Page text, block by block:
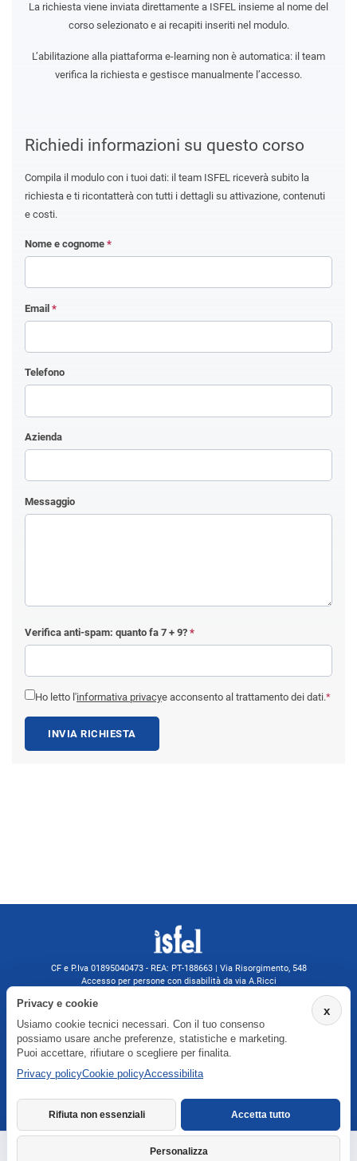
Richiedi informazioni su questo corso
Compila il modulo con i tuoi dati: il team ISFEL riceverà subito la
richiesta e ti ricontatterà con tutti i dettagli su attivazione, contenuti
e costi.
Nome e cognome *
Email *
Telefono
Azienda
Messaggio
Verifica anti-spam: quanto fa 7 + 9? *
Ho letto l'informativa privacye acconsento al trattamento dei dati.*
INVIA RICHIESTA
La richiesta viene inviata direttamente a ISFEL insieme al nome del
corso selezionato e ai recapiti inseriti nel modulo.
L’abilitazione alla piattaforma e-learning non è automatica: il team
verifica la richiesta e gestisce manualmente l’accesso.
CF e P.Iva 01895040473 - REA: PT-188663 | Via Risorgimento, 548
Accesso per persone con disabilità da via A.Ricci
isfel@pec.it
Informativa privacy
Agenzia formativa iscritta a Formatemp
x
Privacy e cookie
Usiamo cookie tecnici necessari. Con il tuo consenso
possiamo usare anche preferenze, statistiche e marketing.
Puoi accettare, rifiutare o scegliere per finalita.
Privacy policyCookie policyAccessibilita
Rifiuta non essenziali
Personalizza
Accetta tutto
Richiedi informazioni